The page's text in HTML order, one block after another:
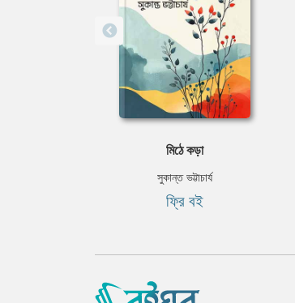
মিঠে কড়া
সুকান্ত ভট্টাচার্য
ফ্রি বই